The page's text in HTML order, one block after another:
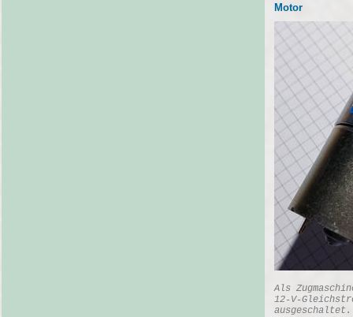
Motor
Als
12-V-
ausgeschaltet.